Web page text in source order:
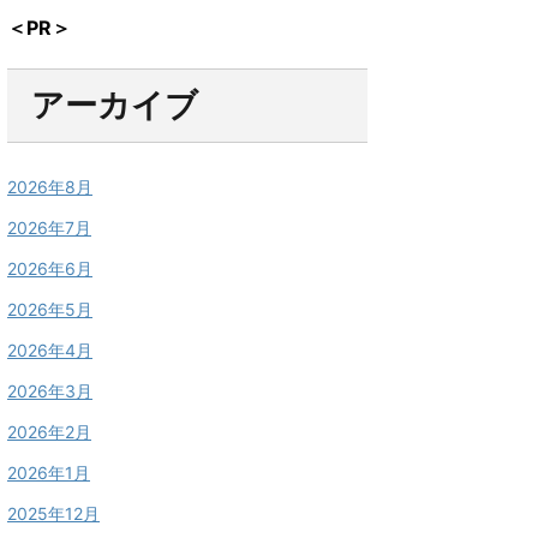
＜PR＞
アーカイブ
2026年8月
2026年7月
2026年6月
2026年5月
2026年4月
2026年3月
2026年2月
2026年1月
2025年12月